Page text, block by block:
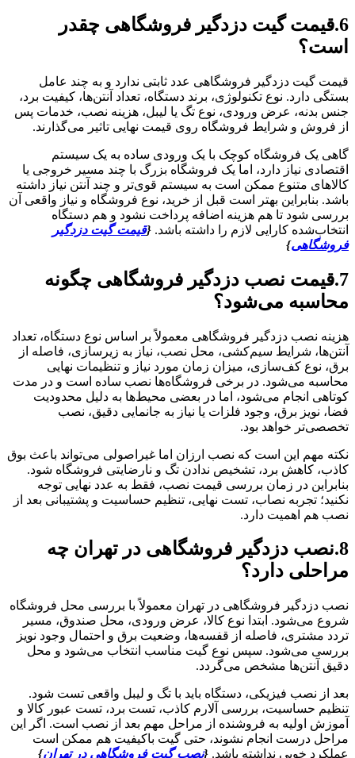
6.قیمت گیت دزدگیر فروشگاهی چقدر
است؟
قیمت گیت دزدگیر فروشگاهی عدد ثابتی ندارد و به چند عامل
بستگی دارد. نوع تکنولوژی، برند دستگاه، تعداد آنتن‌ها، کیفیت برد،
جنس بدنه، عرض ورودی، نوع تگ یا لیبل، هزینه نصب، خدمات پس
از فروش و شرایط فروشگاه روی قیمت نهایی تاثیر می‌گذارند.
گاهی یک فروشگاه کوچک با یک ورودی ساده به یک سیستم
اقتصادی نیاز دارد، اما یک فروشگاه بزرگ با چند مسیر خروجی یا
کالاهای متنوع ممکن است به سیستم قوی‌تر و چند آنتن نیاز داشته
باشد. بنابراین بهتر است قبل از خرید، نوع فروشگاه و نیاز واقعی آن
بررسی شود تا هم هزینه اضافه پرداخت نشود و هم دستگاه
انتخاب‌شده کارایی لازم را داشته باشد. {قیمت گیت دزدگیر
فروشگاهی}
7.قیمت نصب دزدگیر فروشگاهی چگونه
محاسبه می‌شود؟
هزینه نصب دزدگیر فروشگاهی معمولاً بر اساس نوع دستگاه، تعداد
آنتن‌ها، شرایط سیم‌کشی، محل نصب، نیاز به زیرسازی، فاصله از
برق، نوع کف‌سازی، میزان زمان مورد نیاز و تنظیمات نهایی
محاسبه می‌شود. در برخی فروشگاه‌ها نصب ساده است و در مدت
کوتاهی انجام می‌شود، اما در بعضی محیط‌ها به دلیل محدودیت
فضا، نویز برق، وجود فلزات یا نیاز به جانمایی دقیق، نصب
تخصصی‌تر خواهد بود.
نکته مهم این است که نصب ارزان اما غیراصولی می‌تواند باعث بوق
کاذب، کاهش برد، تشخیص ندادن تگ و نارضایتی فروشگاه شود.
بنابراین در زمان بررسی قیمت نصب، فقط به عدد نهایی توجه
نکنید؛ تجربه نصاب، تست نهایی، تنظیم حساسیت و پشتیبانی بعد از
نصب هم اهمیت دارد.
8.نصب دزدگیر فروشگاهی در تهران چه
مراحلی دارد؟
نصب دزدگیر فروشگاهی در تهران معمولاً با بررسی محل فروشگاه
شروع می‌شود. ابتدا نوع کالا، عرض ورودی، محل صندوق، مسیر
تردد مشتری، فاصله از قفسه‌ها، وضعیت برق و احتمال وجود نویز
بررسی می‌شود. سپس نوع گیت مناسب انتخاب می‌شود و محل
دقیق آنتن‌ها مشخص می‌گردد.
بعد از نصب فیزیکی، دستگاه باید با تگ و لیبل واقعی تست شود.
تنظیم حساسیت، بررسی آلارم کاذب، تست برد، تست عبور کالا و
آموزش اولیه به فروشنده از مراحل مهم بعد از نصب است. اگر این
مراحل درست انجام نشوند، حتی گیت باکیفیت هم ممکن است
عملکرد خوبی نداشته باشد. {نصب گیت فروشگاهی در تهران}